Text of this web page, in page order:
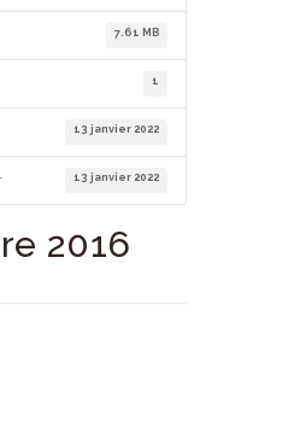
7.61 MB
1
13 janvier 2022
13 janvier 2022
2016